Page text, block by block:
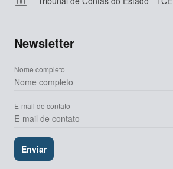
Newsletter
Nome completo
E-mail de contato